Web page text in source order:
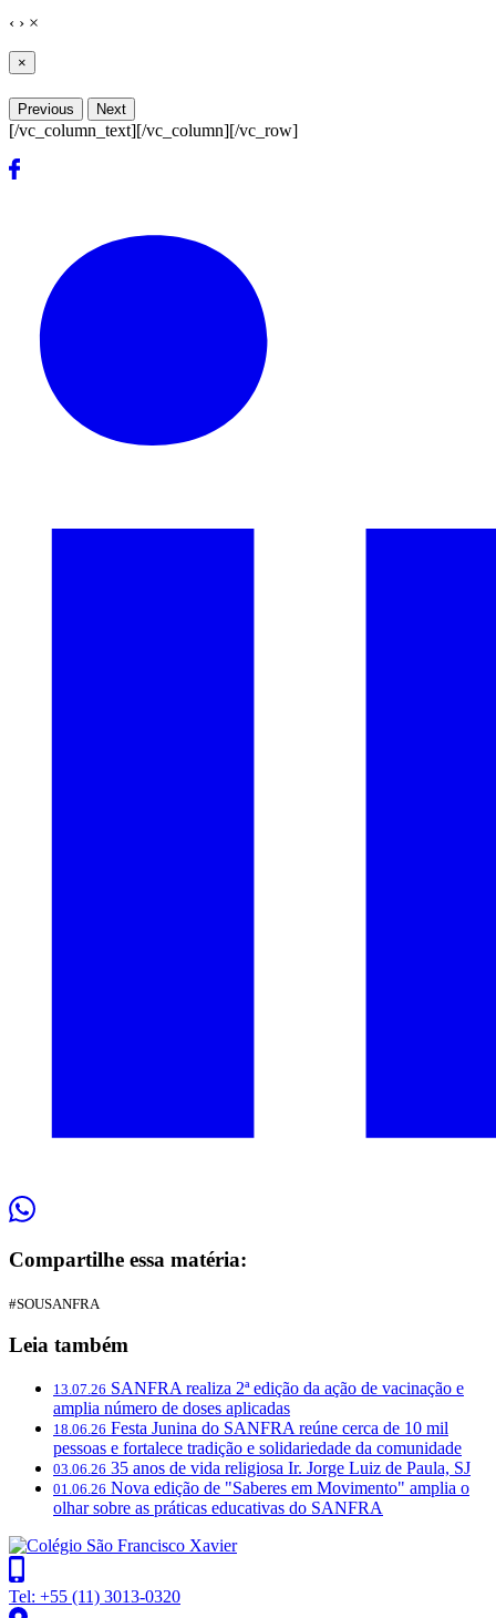
‹ › ×
×
Previous Next
[/vc_column_text][/vc_column][/vc_row]
Compartilhe essa matéria:
#SOUSANFRA
Leia também
13.07.26 SANFRA realiza 2ª edição da ação de vacinação e
amplia número de doses aplicadas
18.06.26 Festa Junina do SANFRA reúne cerca de 10 mil
pessoas e fortalece tradição e solidariedade da comunidade
03.06.26 35 anos de vida religiosa Ir. Jorge Luiz de Paula, SJ
01.06.26 Nova edição de "Saberes em Movimento" amplia o
olhar sobre as práticas educativas do SANFRA
Tel: +55 (11) 3013-0320